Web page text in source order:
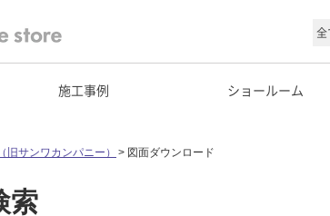
施工事例 ショールーム
サンワカンパニー） 図面ダウンロード
索